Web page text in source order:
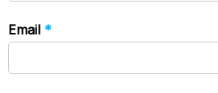
Email *